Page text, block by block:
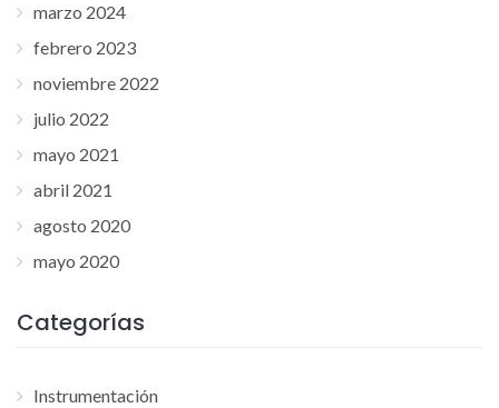
marzo 2024
febrero 2023
noviembre 2022
julio 2022
mayo 2021
abril 2021
agosto 2020
mayo 2020
Categorías
Instrumentación